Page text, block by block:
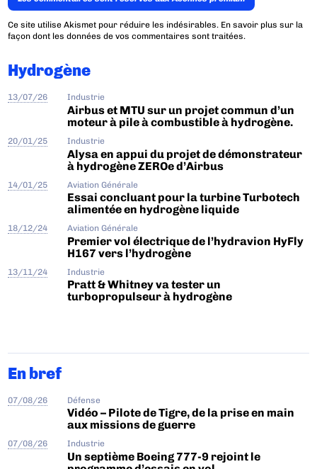
Ce site utilise Akismet pour réduire les indésirables. En savoir plus sur la
façon dont les données de vos commentaires sont traitées.
Hydrogène
13/07/26 Industrie
Airbus et MTU sur un projet commun d’un
moteur à pile à combustible à hydrogène.
20/01/25 Industrie
Alysa en appui du projet de démonstrateur
à hydrogène ZEROe d’Airbus
14/01/25 Aviation Générale
Essai concluant pour la turbine Turbotech
alimentée en hydrogène liquide
18/12/24 Aviation Générale
Premier vol électrique de l’hydravion HyFly
H167 vers l’hydrogène
13/11/24 Industrie
Pratt & Whitney va tester un
turbopropulseur à hydrogène
En bref
07/08/26 Défense
Vidéo – Pilote de Tigre, de la prise en main
aux missions de guerre
07/08/26 Industrie
Un septième Boeing 777-9 rejoint le